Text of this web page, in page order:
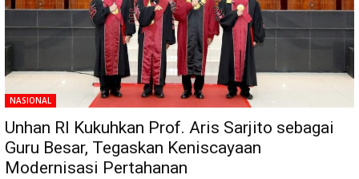
NASIONAL
Unhan RI Kukuhkan Prof. Aris Sarjito sebagai
Guru Besar, Tegaskan Keniscayaan
Modernisasi Pertahanan